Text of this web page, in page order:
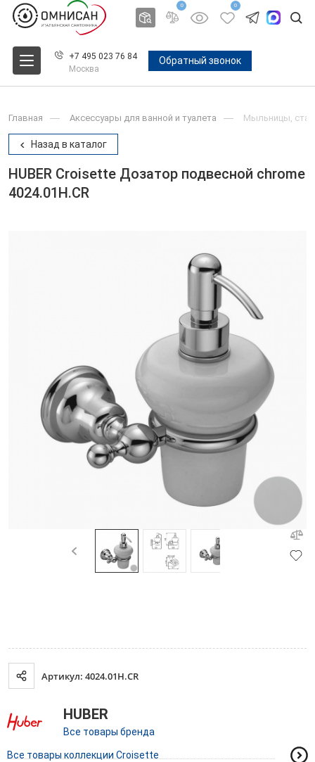
0 0
+7 495 023 76 84
Москва
Обратный звонок
Главная Аксессуары для ванной и туалета Мыльницы,
Назад в каталог
HUBER Croisette Дозатор подвесной chrome
4024.01H.CR
Артикул: 4024.01H.CR
HUBER
Все товары бренда
Все товары коллекции Croisette